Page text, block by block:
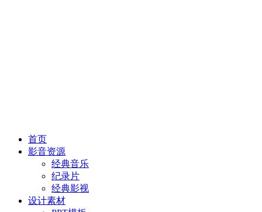
首页
影音资源
经典音乐
纪录片
经典影视
设计素材